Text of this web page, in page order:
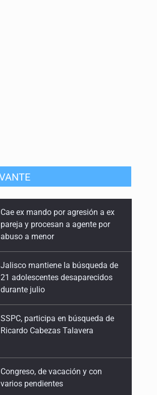
pareja y procesan a agente por
abuso a menor
Jalisco mantiene la búsqueda de
21 adolescentes desaparecidos
durante julio
SSPC, participa en búsqueda de
Ricardo Cabezas Talavera
Congreso, de vacación y con
varios pendientes
Identifican a más implicados
en crimen de Valeria